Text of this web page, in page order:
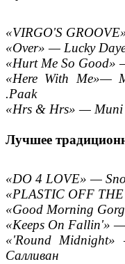
«VIRGO'S
«Over» — Lucky
«Hurt Me So
«Here With Me»—
.Paak
«Hrs & Hrs» — Muni
Лучшее
«DO 4 LOVE» —
«PLASTIC OFF
«Good Morning
«Keeps On Fallin'»
«'Round
Салливан